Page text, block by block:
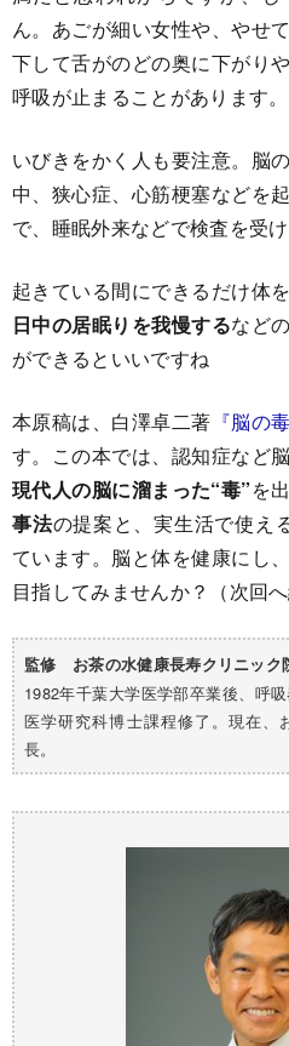
ん。あごが細い女性や、やせ
下して舌がのどの奥に下がり
呼吸が止まることがあります。
いびきをかく人も要注意。脳
中、狭心症、心筋梗塞などを
で、睡眠外来などで検査を受
起きている間にできるだけ体
日中の居眠りを我慢するなど
ができるといいですね
本原稿は、白澤卓二著 『脳の
す。この本では、認知症など
現代人の脳に溜まった“毒”を
事法の提案と、実生活で使え
ています。脳と体を健康にし
目指してみませんか？（次回へ
監修 お茶の水健康長寿クリニッ
1982年千葉大学医学部卒業後、呼
医学研究科博士課程修了。現在、
長。